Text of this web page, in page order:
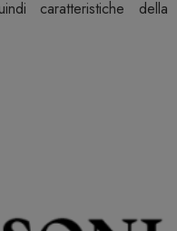
caratteristiche della